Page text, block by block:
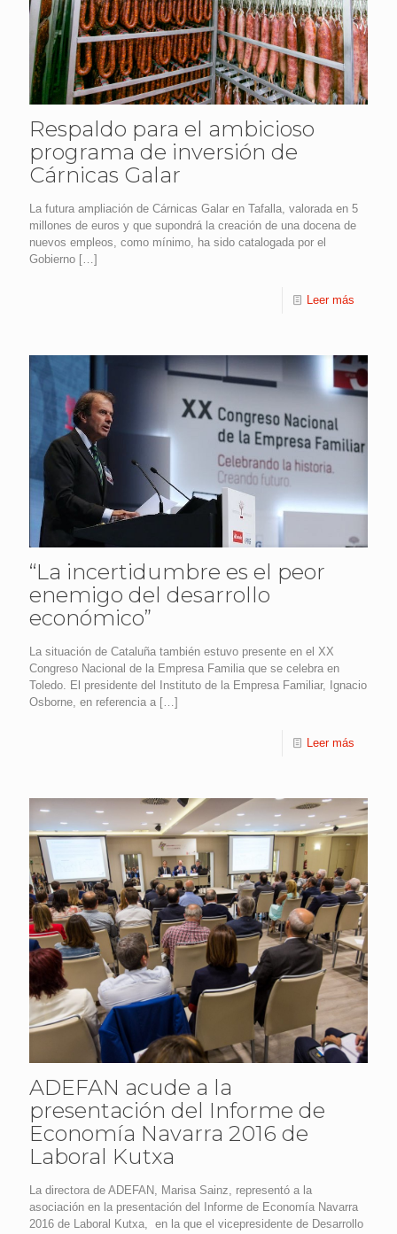
Respaldo para el ambicioso
programa de inversión de
Cárnicas Galar
La futura ampliación de Cárnicas Galar en Tafalla, valorada en 5
millones de euros y que supondrá la creación de una docena de
nuevos empleos, como mínimo, ha sido catalogada por el
Gobierno […]
Leer más
“La incertidumbre es el peor
enemigo del desarrollo
económico”
La situación de Cataluña también estuvo presente en el XX
Congreso Nacional de la Empresa Familia que se celebra en
Toledo. El presidente del Instituto de la Empresa Familiar, Ignacio
Osborne, en referencia a […]
Leer más
ADEFAN acude a la
presentación del Informe de
Economía Navarra 2016 de
Laboral Kutxa
La directora de ADEFAN, Marisa Sainz, representó a la
asociación en la presentación del Informe de Economía Navarra
2016 de Laboral Kutxa, en la que el vicepresidente de Desarrollo